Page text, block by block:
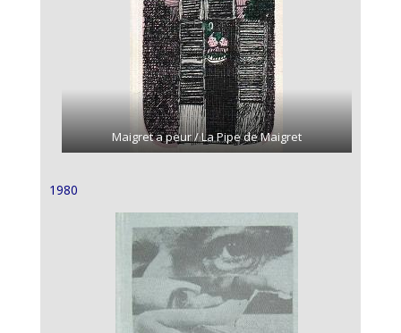
Maigret a peur / La Pipe de Maigret
1980